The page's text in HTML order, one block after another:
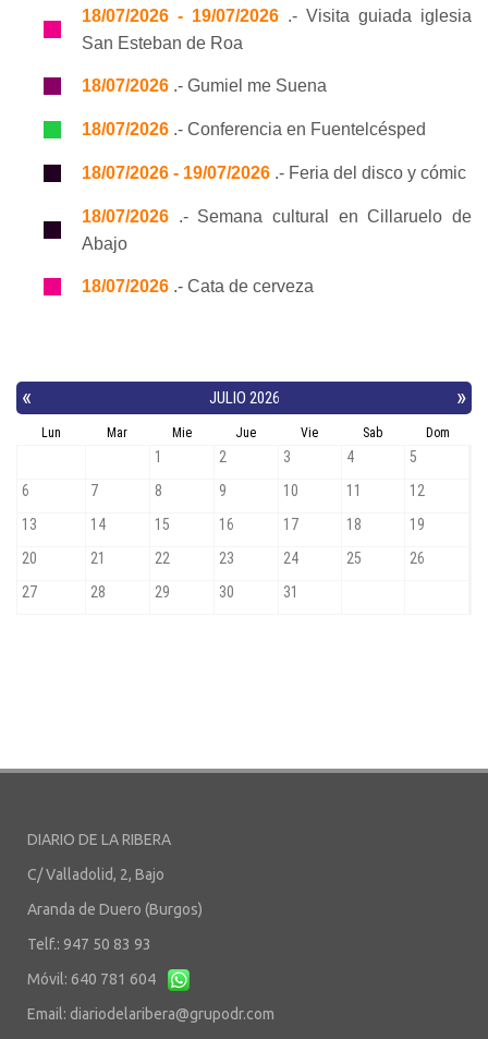
18/07/2026 - 19/07/2026 .- Visita guiada iglesia
San Esteban de Roa
18/07/2026 .- Gumiel me Suena
18/07/2026 .- Conferencia en Fuentelcésped
18/07/2026 - 19/07/2026 .- Feria del disco y cómic
18/07/2026 .- Semana cultural en Cillaruelo de
Abajo
18/07/2026 .- Cata de cerveza
DIARIO DE LA RIBERA
C/ Valladolid, 2, Bajo
Aranda de Duero (Burgos)
Telf.: 947 50 83 93
Móvil: 640 781 604
Email: diariodelaribera@grupodr.com